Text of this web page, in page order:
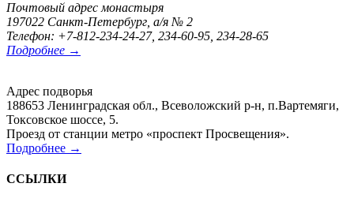
Почтовый адрес монастыря
197022 Санкт-Петербург, а/я № 2
Телефон: +7-812-234-24-27, 234-60-95, 234-28-65
Подробнее →
Адрес подворья
188653 Ленинградская обл., Всеволожский р-н, п.Вартемяги,
Токсовское шоссе, 5.
Проезд от станции метро «проспект Просвещения».
Подробнее →
ССЫЛКИ